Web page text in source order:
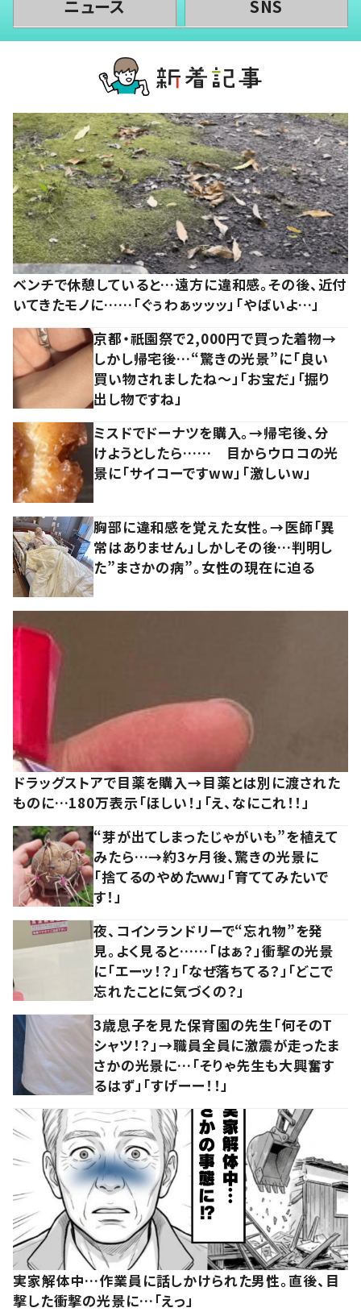
ニュース SNS
ベンチで休憩していると…遠方に違和感。その後、近付
いてきたモノに……「ぐぅわぁッッッ」「やばいよ…」
京都・祇園祭で2,000円で買った着物→
しかし帰宅後…“驚きの光景”に「良い
買い物されましたね～」「お宝だ」「掘り
出し物ですね」
ミスドでドーナツを購入。→帰宅後、分
けようとしたら…… 目からウロコの光
景に「サイコーですww」「激しいw」
胸部に違和感を覚えた女性。→医師「異
常はありません」しかしその後…判明し
た”まさかの病”。女性の現在に迫る
ドラッグストアで目薬を購入→目薬とは別に渡された
ものに…180万表示「ほしい！」「え、なにこれ！！」
“芽が出てしまったじゃがいも”を植えて
みたら…→約3ヶ月後、驚きの光景に
「捨てるのやめたｗｗ」「育ててみたいで
す！」
夜、コインランドリーで“忘れ物”を発
見。よく見ると……「はぁ？」衝撃の光景
に「エーッ！？」「なぜ落ちてる？」「どこで
忘れたことに気づくの？」
3歳息子を見た保育園の先生「何そのT
シャツ！？」→職員全員に激震が走ったま
さかの光景に…「そりゃ先生も大興奮す
るはず」「すげーー！！」
実家解体中…作業員に話しかけられた男性。直後、目
撃した衝撃の光景に…「えっ」